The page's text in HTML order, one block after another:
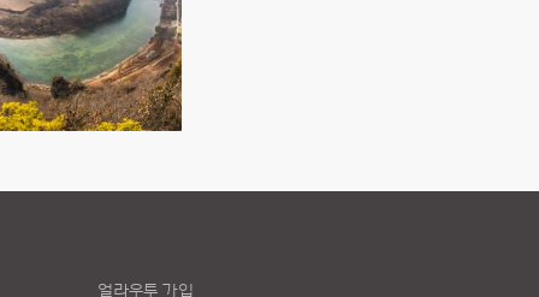
얼라우투 가입